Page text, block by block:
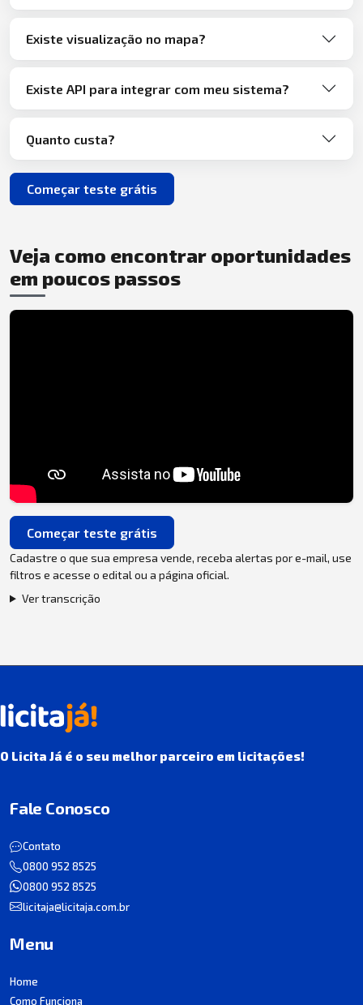
Existe visualização no mapa?
Existe API para integrar com meu sistema?
Quanto custa?
Começar teste grátis
Veja como encontrar oportunidades
em poucos passos
Começar teste grátis
Cadastre o que sua empresa vende, receba alertas por e-mail, use
filtros e acesse o edital ou a página oficial.
Ver transcrição
O Licita Já é o seu melhor parceiro em licitações!
Fale Conosco
Contato
0800 952 8525
0800 952 8525
licitaja@licitaja.com.br
Menu
Home
Como Funciona